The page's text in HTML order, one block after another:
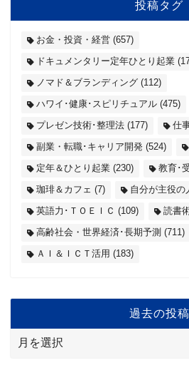
投稿タグ
お金・投資・経営 (657)
ドキュメンタリー定年ひとり起業
ノマド＆ブランディング (112)
ハワイ･健康･スピリチュアル (475)
プレゼン技術･整理法 (177) 仕
副業・転職･キャリア開発 (524)
定年＆ひとり起業 (230) 教育･
珈琲＆カフェ (7) 自分が主役の
英語力･ＴＯＥＩＣ (109) 読書
高齢社会・世界経済･長期予測 (711)
ＡＩ＆ＩＣＴ活用 (183)
過去の投稿